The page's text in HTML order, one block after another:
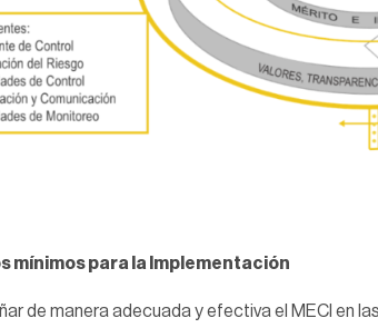
mínimos para la Implementación
de manera adecuada y efectiva el MECI en